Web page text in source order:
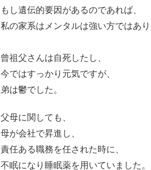
もし遺伝的要因があるのであれば、
私の家系はメンタルは強い方ではあ
曾祖父さんは自死したし、
今ではすっかり元気ですが、
弟は鬱でした。
父母に関しても、
母が会社で昇進し、
責任ある職務を任された時に、
不眠になり睡眠薬を用いていました。